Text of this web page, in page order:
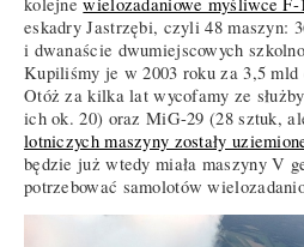
eskadry Jastrzębi, czyli 48 maszyn:
i dwanaście dwumiejscowych
Kupiliśmy je w 2003 roku za 3,5 mld
Otóż za kilka lat wycofamy ze
ich ok. 20) oraz MiG-29 (28 sztuk,
lotniczych maszyny zostały
będzie już wtedy miała maszyny V
potrzebować samolotów